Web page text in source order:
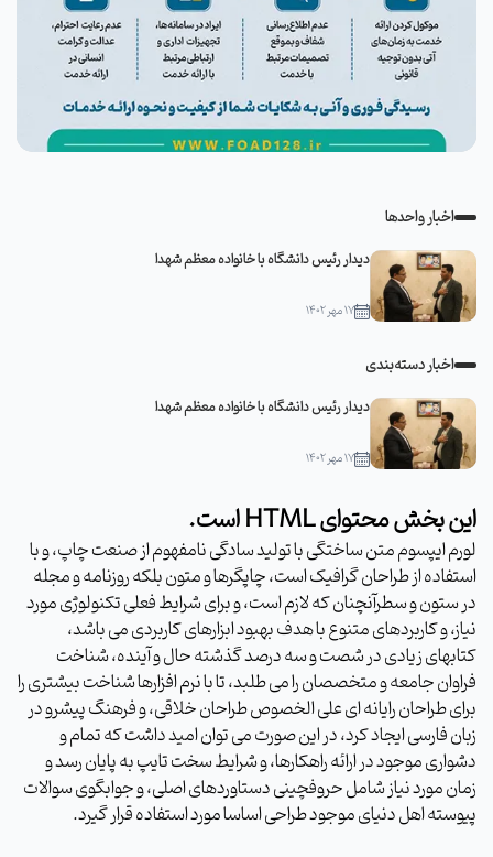
اخبار واحدها
دیدار رئیس دانشگاه با خانواده معظم شهدا
۱۷ مهر ۱۴۰۲
اخبار دسته‌بندی
دیدار رئیس دانشگاه با خانواده معظم شهدا
۱۷ مهر ۱۴۰۲
این بخش محتوای HTML است.
لورم ایپسوم متن ساختگی با تولید سادگی نامفهوم از صنعت چاپ، و با
استفاده از طراحان گرافیک است، چاپگرها و متون بلکه روزنامه و مجله
در ستون و سطرآنچنان که لازم است، و برای شرایط فعلی تکنولوژی مورد
نیاز، و کاربردهای متنوع با هدف بهبود ابزارهای کاربردی می باشد،
کتابهای زیادی در شصت و سه درصد گذشته حال و آینده، شناخت
فراوان جامعه و متخصصان را می طلبد، تا با نرم افزارها شناخت بیشتری را
برای طراحان رایانه ای علی الخصوص طراحان خلاقی، و فرهنگ پیشرو در
زبان فارسی ایجاد کرد، در این صورت می توان امید داشت که تمام و
دشواری موجود در ارائه راهکارها، و شرایط سخت تایپ به پایان رسد و
زمان مورد نیاز شامل حروفچینی دستاوردهای اصلی، و جوابگوی سوالات
پیوسته اهل دنیای موجود طراحی اساسا مورد استفاده قرار گیرد.